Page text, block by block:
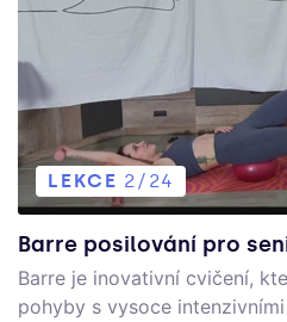
LEKCE 2/24
Barre posilování pro
Barre je inovativní cvičení,
pohyby s vysoce